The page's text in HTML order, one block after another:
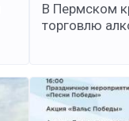
В Пермском
торговлю